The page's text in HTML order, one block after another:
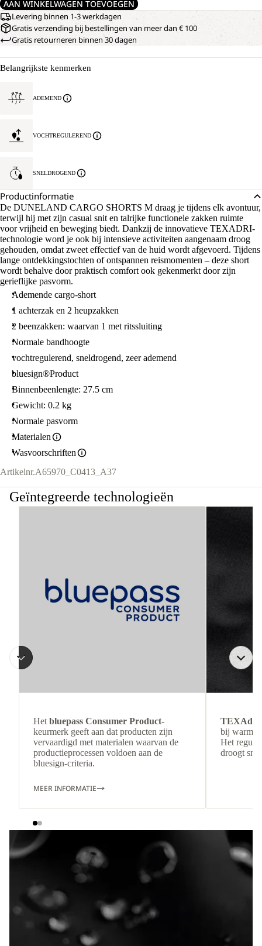
AAN WINKELWAGEN TOEVOEGEN
Levering binnen 1-3 werkdagen
Gratis verzending bij bestellingen van meer dan € 100
Gratis retourneren binnen 30 dagen
Belangrijkste kenmerken
ADEMEND
VOCHTREGULEREND
SNELDROGEND
Productinformatie
De DUNELAND CARGO SHORTS M draag je tijdens elk avontuur,
terwijl hij met zijn casual snit en talrijke functionele zakken ruimte
voor vrijheid en beweging biedt. Dankzij de innovatieve TEXADRI-
technologie word je ook bij intensieve activiteiten aangenaam droog
gehouden, omdat zweet effectief van de huid wordt afgevoerd. Tijdens
lange ontdekkingstochten of ontspannen reismomenten – deze short
wordt behalve door praktisch comfort ook gekenmerkt door zijn
gerieflijke pasvorm.
Ademende cargo-short
1 achterzak en 2 heupzakken
2 beenzakken: waarvan 1 met ritssluiting
Normale bandhoogte
vochtregulerend, sneldrogend, zeer ademend
bluesign®Product
Binnenbeenlengte: 27.5 cm
Gewicht: 0.2 kg
Normale pasvorm
Materialen
Wasvoorschriften
Artikelnr.A65970_C0413_A37
Geïntegreerde technologieën
Het bluepass Consumer Product-
keurmerk geeft aan dat producten zijn
vervaardigd met materialen waarvan de
productieprocessen voldoen aan de
bluesign-criteria.
MEER INFORMATIE
TEXAdri
bij warmer
Het
droogt